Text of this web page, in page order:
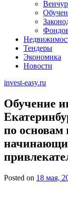
Тендеры
Экономика
Новости
invest-easy.ru
Обучение
по основам
Posted on 18 мая,